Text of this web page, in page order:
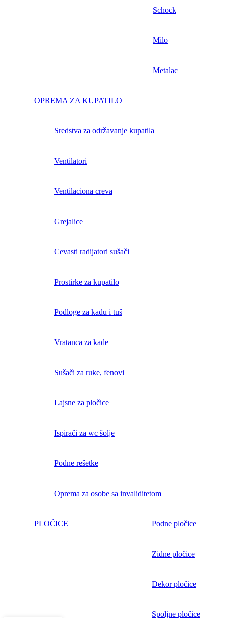
Schock
Milo
Metalac
OPREMA ZA KUPATILO
Sredstva za održavanje kupatila
Ventilatori
Ventilaciona creva
Grejalice
Cevasti radijatori sušači
Prostirke za kupatilo
Podloge za kadu i tuš
Vratanca za kade
Sušači za ruke, fenovi
Lajsne za pločice
Ispirači za wc šolje
Podne rešetke
Oprema za osobe sa invaliditetom
PLOČICE Podne pločice
Zidne pločice
Dekor pločice
Spoljne pločice